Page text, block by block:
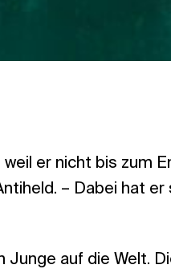
er nicht bis zum
– Dabei hat er
auf die Welt.